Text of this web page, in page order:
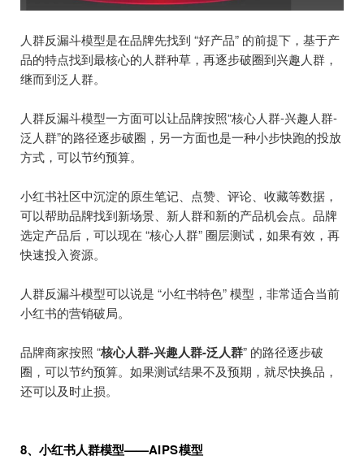
人群反漏斗模型是在品牌先找到 “好产品” 的前提下，基于产
品的特点找到最核心的人群种草，再逐步破圈到兴趣人群，
继而到泛人群。
人群反漏斗模型一方面可以让品牌按照“核心人群-兴趣人群-
泛人群”的路径逐步破圈，另一方面也是一种小步快跑的投放
方式，可以节约预算。
小红书社区中沉淀的原生笔记、点赞、评论、收藏等数据，
可以帮助品牌找到新场景、新人群和新的产品机会点。品牌
选定产品后，可以现在 “核心人群” 圈层测试，如果有效，再
快速投入资源。
人群反漏斗模型可以说是 “小红书特色” 模型，非常适合当前
小红书的营销破局。
品牌商家按照 “核心人群-兴趣人群-泛人群” 的路径逐步破
圈，可以节约预算。如果测试结果不及预期，就尽快换品，
还可以及时止损。
8、小红书人群模型——AIPS模型